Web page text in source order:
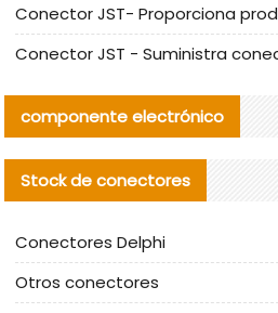
componente electrónico
Stock de conectores
Conectores Delphi
Otros conectores